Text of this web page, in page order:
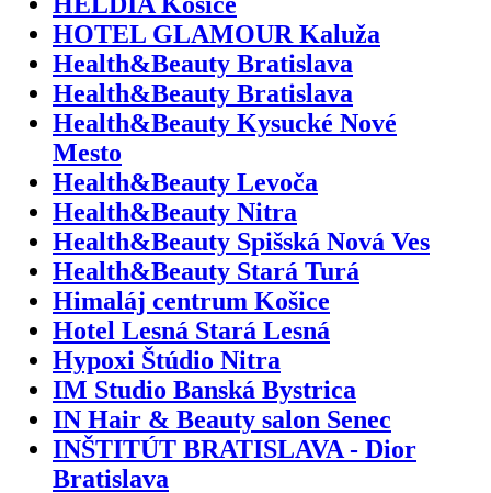
HOTEL GLAMOUR Kaluža
Health&Beauty Bratislava
Health&Beauty Bratislava
Health&Beauty Kysucké Nové
Mesto
Health&Beauty Levoča
Health&Beauty Nitra
Health&Beauty Spišská Nová Ves
Health&Beauty Stará Turá
Himaláj centrum Košice
Hotel Lesná Stará Lesná
Hypoxi Štúdio Nitra
IM Studio Banská Bystrica
IN Hair & Beauty salon Senec
INŠTITÚT BRATISLAVA - Dior
Bratislava